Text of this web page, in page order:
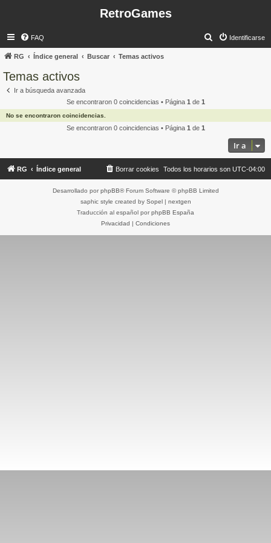
RetroGames
FAQ Identificarse
r
RG Índice general Buscar Temas activos
Temas activos
Ir a búsqueda avanzada
Se encontraron 0 coincidencias • Página 1 de 1
No se encontraron coincidencias.
Se encontraron 0 coincidencias • Página 1 de 1
Ir a
RG Índice general Todos los horarios son UTC-04:00
Borrar cookies
Desarrollado por phpBB® Forum Software © phpBB Limited
saphic style created by Sopel| nextgen
Traducción al español por phpBB España
Privacidad | Condiciones